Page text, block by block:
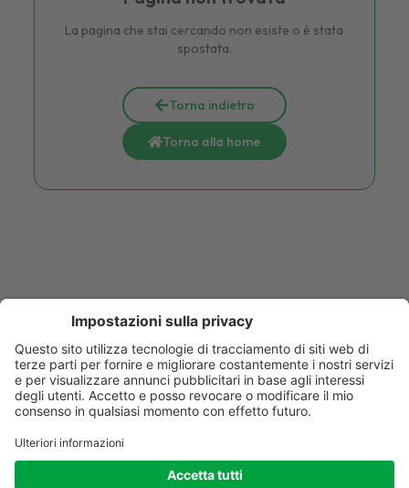
La pagina che stai cercando non esiste o è stata
spostata.
Torna indietro
Torna alla home